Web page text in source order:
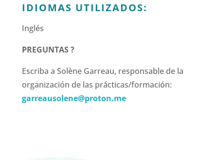
IDIOMAS UTILIZADOS:
Inglés
PREGUNTAS ?
Escriba a Solène Garreau, responsable de la
organización de las prácticas/formación:
garreausolene@proton.me